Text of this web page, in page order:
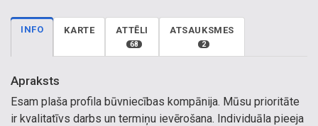
INFO KARTE ATTĒLI
68
ATSAUKSMES
2
Apraksts
Esam plaša profila būvniecības kompānija. Mūsu prioritāte
ir kvalitatīvs darbs un termiņu ievērošana. Individuāla pieeja